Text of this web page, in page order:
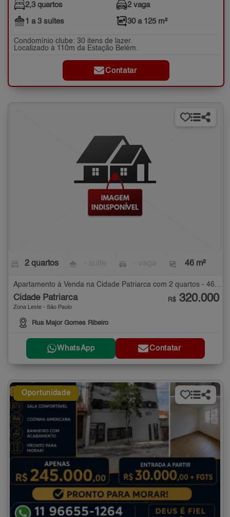
2,3 quartos
1 a 3 suítes
2 vaga
30 a 125 m²
Condomínio clube: 30 itens de lazer.
Localizado à 110m da Estação Belém.
Contatar
2 quartos 46 m²
Apartamento à Venda na Cidade Patriarca com 2 quartos - 46 m²
Cidade Patriarca
Zona Leste - São Paulo
Rua Major Gomes Ribeiro
R$ 320.000
WhatsApp Contatar
Oportunidade